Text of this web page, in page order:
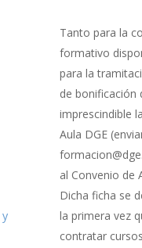
de
Bonificación
Tanto para la
formativo
para la
de bonificación
imprescindible
Aula DGE
al Convenio de
Dicha ficha se
la primera vez
contratar